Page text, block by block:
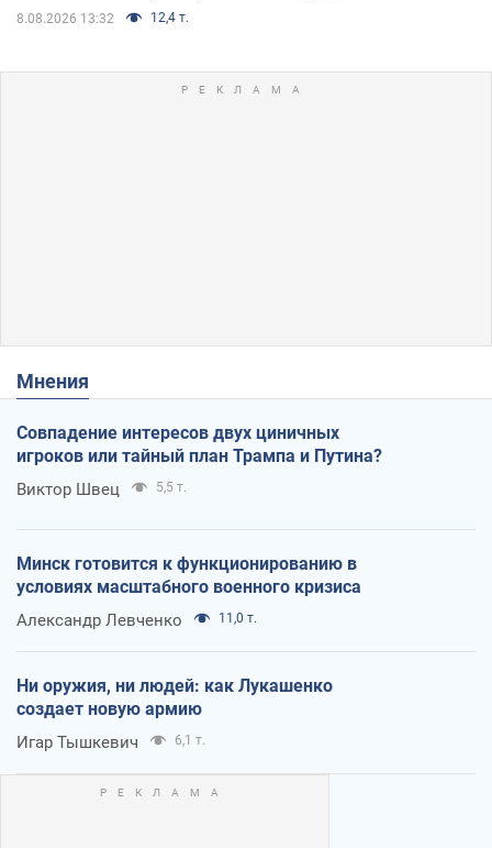
8.08.2026 13:32 12,4 т.
Мнения
Совпадение интересов двух циничных
игроков или тайный план Трампа и Путина?
Виктор Швец 5,5 т.
Минск готовится к функционированию в
условиях масштабного военного кризиса
Александр Левченко 11,0 т.
Ни оружия, ни людей: как Лукашенко
создает новую армию
Игар Тышкевич 6,1 т.